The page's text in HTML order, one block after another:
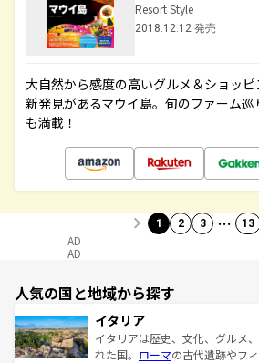
Resort Style
2018.12.12 発売
大自然から感度の高いグルメ＆ショッ
新発見があるマウイ島。旬のファーム
も満載！
1 2 3 … 13
AD
AD
人気の国と地域から探す
イタリア
イタリアは歴史、文化、グルメ
れた国。 ローマの古代遺跡やフ